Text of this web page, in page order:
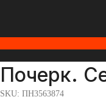
Почерк.
SKU: ПН3563874